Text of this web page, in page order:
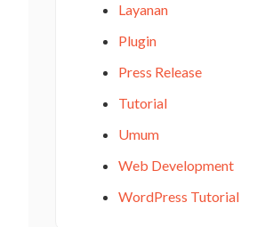
Layanan
Plugin
Press Release
Tutorial
Umum
Web Development
WordPress Tutorial